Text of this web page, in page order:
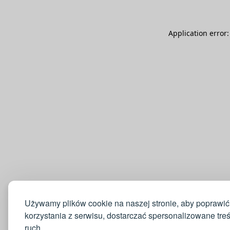
Używamy plików cookie na naszej stronie, aby
korzystania z serwisu, dostarczać spersonalizowane
Application